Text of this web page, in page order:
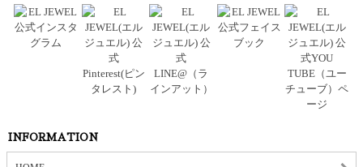
INFORMATION